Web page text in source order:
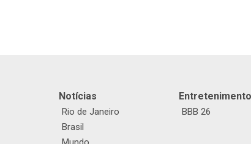
Notícias
Rio de Janeiro
Brasil
Entretenimento
BBB 26